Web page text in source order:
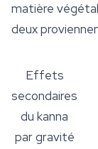
matière
deux
Effets
secondaires
du kanna
par gravité